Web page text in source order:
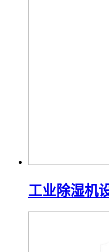
工业除湿机